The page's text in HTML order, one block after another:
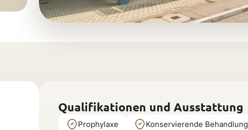
Qualifikationen und Ausstattung
Prophylaxe Konservierende Behandlung